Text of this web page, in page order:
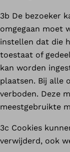
3b De bezoeker
omgegaan moet
instellen dat die
toestaat of
kan worden
plaatsen. Bij alle
verboden. Deze
meestgebruikte
3c Cookies
verwijderd, ook